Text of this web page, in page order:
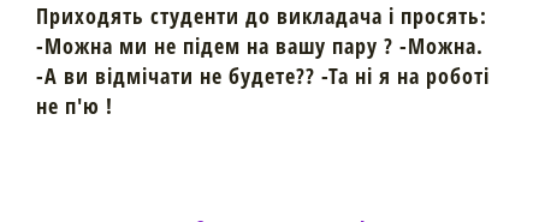
Приходять студенти до викладача і просять:
-Можна ми не підем на вашу пару ? -Можна.
-А ви відмічати не будете?? -Та ні я на роботі
не п'ю !